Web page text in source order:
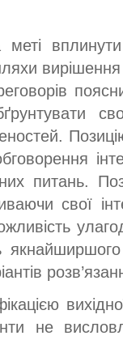
меті
питань.
свої
не